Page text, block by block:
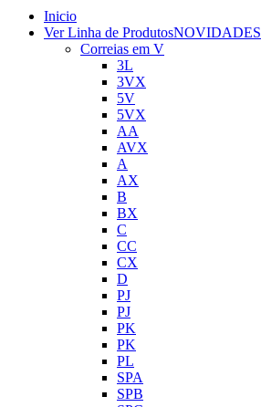
Inicio
Ver Linha de ProdutosNOVIDADES
Correias em V
3L
3VX
5V
5VX
AA
AVX
A
AX
B
BX
C
CC
CX
D
PJ
PJ
PK
PK
PL
SPA
SPB